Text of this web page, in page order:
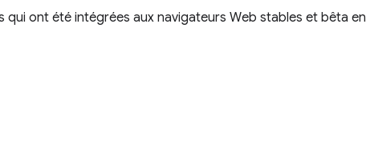
ont été intégrées aux navigateurs Web stables et bêta en